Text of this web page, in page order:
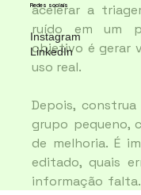
acelerar a
ruído em um
objetivo é gerar
uso real.
Depois,
grupo pequeno,
de melhoria. É
editado, quais
informação falta.
Instagram
LinkedIn
Redes sociais